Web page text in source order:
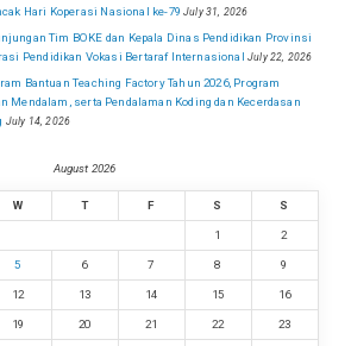
Hari Koperasi Nasional ke-79 July 31, 2026
Tim BOKE dan Kepala Dinas Pendidikan Provinsi
Pendidikan Vokasi Bertaraf Internasional July 22, 2026
Bantuan Teaching Factory Tahun 2026, Program
Mendalam, serta Pendalaman Koding dan Kecerdasan
July 14, 2026
August 2026
W T F S S
1 2
5 6 7 8 9
12 13 14 15 16
19 20 21 22 23